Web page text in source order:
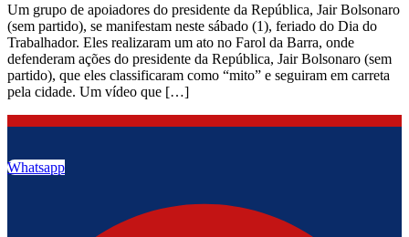
Um grupo de apoiadores do presidente da República, Jair Bolsonaro
(sem partido), se manifestam neste sábado (1), feriado do Dia do
Trabalhador. Eles realizaram um ato no Farol da Barra, onde
defenderam ações do presidente da República, Jair Bolsonaro (sem
partido), que eles classificaram como “mito” e seguiram em carreta
pela cidade. Um vídeo que […]
Whatsapp